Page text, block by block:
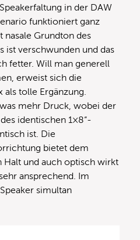
in der DAW
funktioniert ganz
Grundton des
ist verschwunden und das
fetter. Will man generell
erweist sich die
tolle Ergänzung.
mehr Druck, wobei der
identischen 1×8“-
ist. Die
bietet dem
Halt und auch optisch wirkt
ansprechend. Im
simultan